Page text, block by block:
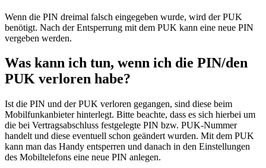
Wenn die PIN dreimal falsch eingegeben wurde, wird der PUK
benötigt. Nach der Entsperrung mit dem PUK kann eine neue PIN
vergeben werden.
Was kann ich tun, wenn ich die PIN/den
PUK verloren habe?
Ist die PIN und der PUK verloren gegangen, sind diese beim
Mobilfunkanbieter hinterlegt. Bitte beachte, dass es sich hierbei um
die bei Vertragsabschluss festgelegte PIN bzw. PUK-Nummer
handelt und diese eventuell schon geändert wurden. Mit dem PUK
kann man das Handy entsperren und danach in den Einstellungen
des Mobiltelefons eine neue PIN anlegen.